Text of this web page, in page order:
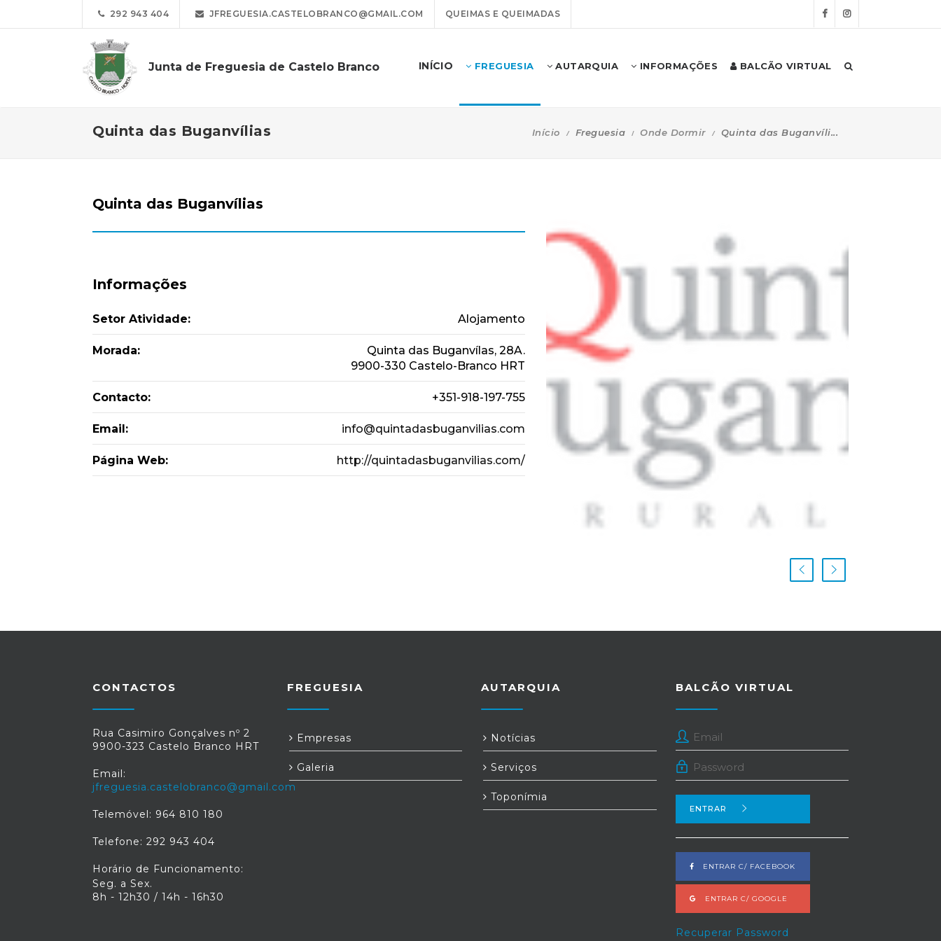
292 943 404 JFREGUESIA.CASTELOBRANCO@GMAIL.COM QUEIMAS E QUEIMADAS
Junta de Freguesia de Castelo Branco INÍCIO FREGUESIA AUTARQUIA INFORMAÇÕES BALCÃO VIRTUAL
Quinta das Buganvílias Início Freguesia Onde Dormir Quinta das Buganvíli...
Quinta das Buganvílias
Informações
Setor Atividade: Alojamento
Morada:
Quinta das Buganvílas, 28A.
9900-330 Castelo-Branco HRT
Contacto: +351-918-197-755
Email: info@quintadasbuganvilias.com
Página Web: http://quintadasbuganvilias.com/
CONTACTOS
Rua Casimiro Gonçalves nº 2
9900-323 Castelo Branco HRT
Email:
jfreguesia.castelobranco@gmail.com
Telemóvel: 964 810 180
Telefone: 292 943 404
Horário de Funcionamento:
Seg. a Sex.
8h - 12h30 / 14h - 16h30
FREGUESIA
Empresas
Galeria
AUTARQUIA
Notícias
Serviços
Toponímia
BALCÃO VIRTUAL
ENTRAR
ENTRAR C/ FACEBOOK
ENTRAR C/ GOOGLE
Recuperar Password